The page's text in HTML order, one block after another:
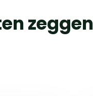
zeggen